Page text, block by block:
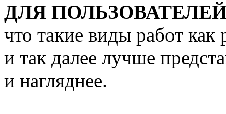
ДЛЯ
что такие виды работ как
и так далее лучше
и нагляднее.